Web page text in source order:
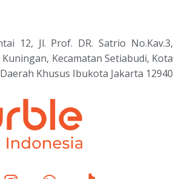
12, Jl. Prof. DR. Satrio No.Kav.3,
Kecamatan Setiabudi, Kota
Khusus Ibukota Jakarta 12940